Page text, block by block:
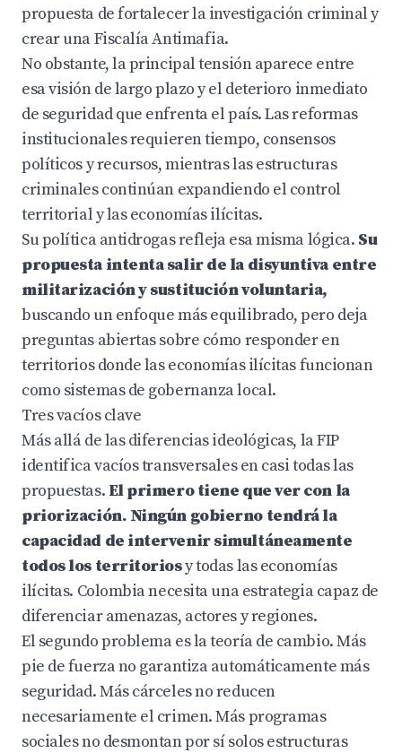
propuesta de fortalecer la investigación criminal y
crear una Fiscalía Antimafia.
No obstante, la principal tensión aparece entre
esa visión de largo plazo y el deterioro inmediato
de seguridad que enfrenta el país. Las reformas
institucionales requieren tiempo, consensos
políticos y recursos, mientras las estructuras
criminales continúan expandiendo el control
territorial y las economías ilícitas.
Su política antidrogas refleja esa misma lógica. Su
propuesta intenta salir de la disyuntiva entre
militarización y sustitución voluntaria,
buscando un enfoque más equilibrado, pero deja
preguntas abiertas sobre cómo responder en
territorios donde las economías ilícitas funcionan
como sistemas de gobernanza local.
Tres vacíos clave
Más allá de las diferencias ideológicas, la FIP
identifica vacíos transversales en casi todas las
propuestas. El primero tiene que ver con la
priorización. Ningún gobierno tendrá la
capacidad de intervenir simultáneamente
todos los territoriosy todas las economías
ilícitas. Colombia necesita una estrategia capaz de
diferenciar amenazas, actores y regiones.
El segundo problema es la teoría de cambio. Más
pie de fuerza no garantiza automáticamente más
seguridad. Más cárceles no reducen
necesariamente el crimen. Más programas
sociales no desmontan por sí solos estructuras